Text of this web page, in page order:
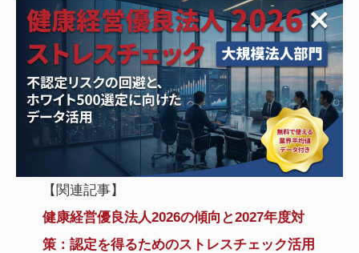
【関連記事】
健康経営優良法人2026の傾向と2027年度対
策：認定を得るためのストレスチェック活用